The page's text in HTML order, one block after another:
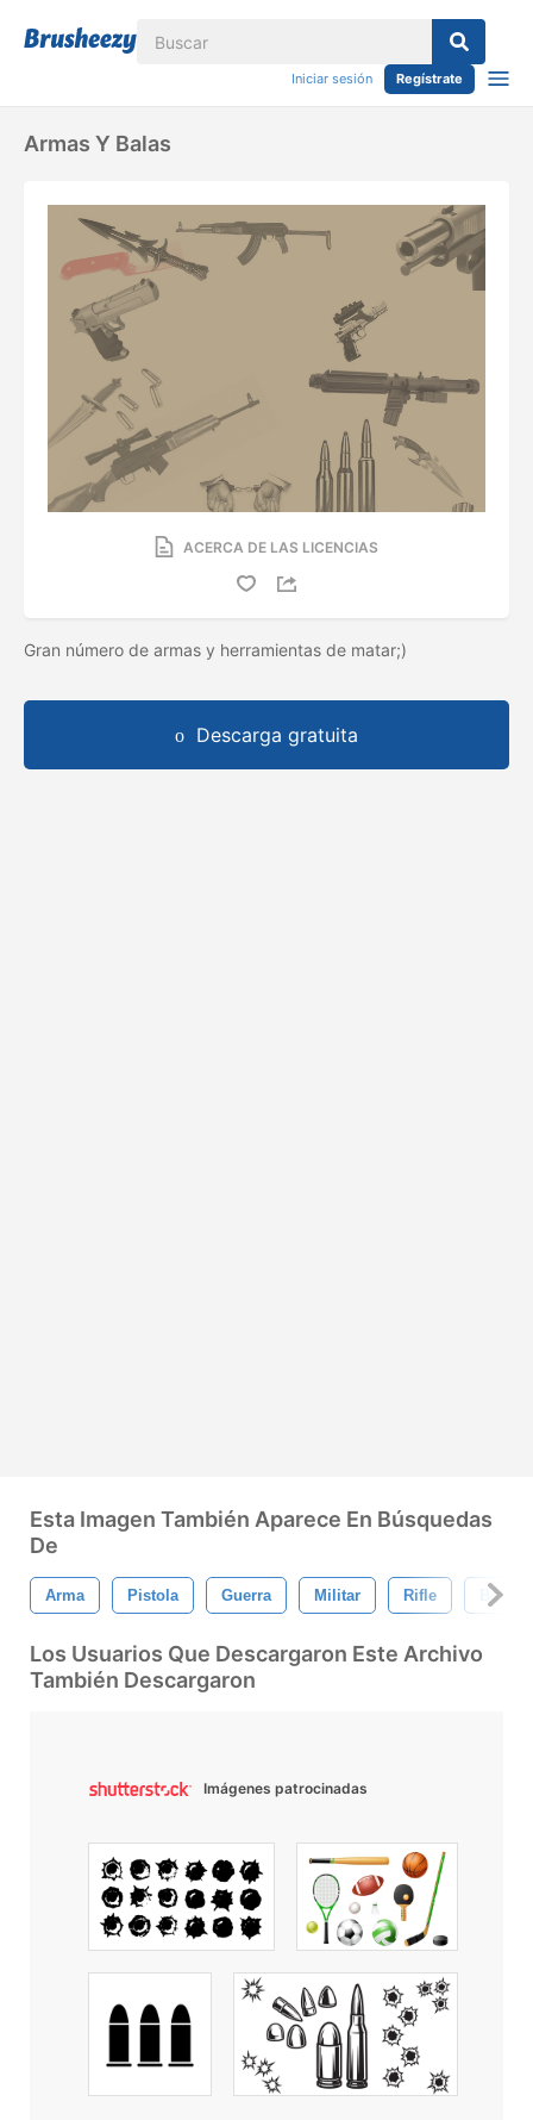
Iniciar sesión Regístrate
Armas Y Balas
ACERCA DE LAS LICENCIAS
Gran número de armas y herramientas de matar;)
Descarga gratuita
Esta Imagen También Aparece En Búsquedas
De
Arma Pistola Guerra Militar Rifle Bala
Los Usuarios Que Descargaron Este Archivo
También Descargaron
Imágenes patrocinadas